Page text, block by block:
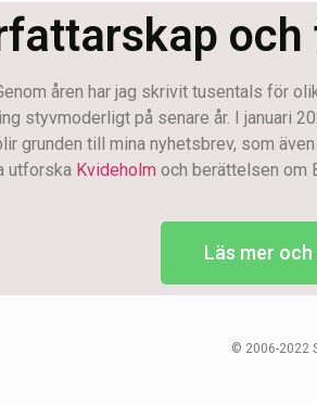
och
åren har jag skrivit tusentals för
styvmoderligt på senare år. I januari
grunden till mina nyhetsbrev, som
utforska Kvideholm och berättelsen om
Läs mer
© 2006-2022